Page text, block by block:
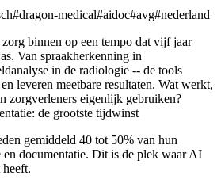
#dragon-medical#aidoc#avg#nederland
binnen op een tempo dat vijf jaar
Van spraakherkenning in
in de radiologie -- de tools
leveren meetbare resultaten. Wat werkt,
zorgverleners eigenlijk gebruiken?
de grootste tijdwinst
gemiddeld 40 tot 50% van hun
documentatie. Dit is de plek waar AI